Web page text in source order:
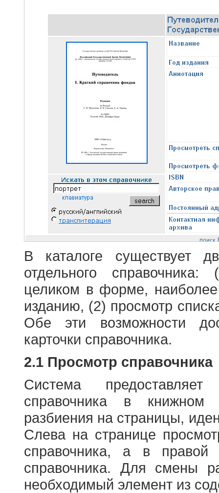
В каталоге существует
отдельного
целиком в форме,
изданию, (2) просмотр
Обе эти возможности
карточки справочника.
2.1 Просмотр справочника
Система
справочника в
разбиения на страницы,
Слева на странице
справочника, а в правой
справочника. Для смены
необходимый элемент из